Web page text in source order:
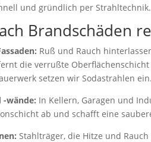
und gründlich per Strahltechnik.
Brandschäden
Ruß und Rauch
die verrußte
setzen wir Sodastrahlen ein.
-wände: In Kellern, Garagen und
ab und schafft eine
Stahlträger, die Hitze und